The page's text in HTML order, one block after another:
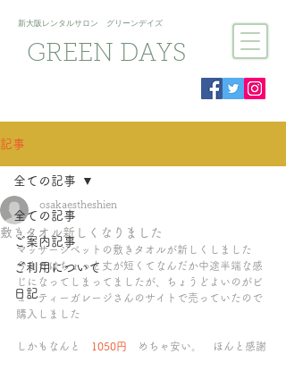
新大阪​レンタルサロン グリーンデイズ
GREEN DAYS
記事
全ての記事
ご案内記事
ご利用について
日記
全ての記事
敷きタオル新しくなりました
osakaestheshien
マッサージベットの敷きタオルが新しくしました
今まではちょっと丈が短くてなんだか中途半端な感
じになってしまってましたが、ちょうどよいのがビ
ューティーガレージさんのサイトで売っていたので
購入しました
しかもなんと 1050円 めちゃ安い。　ほんと感謝